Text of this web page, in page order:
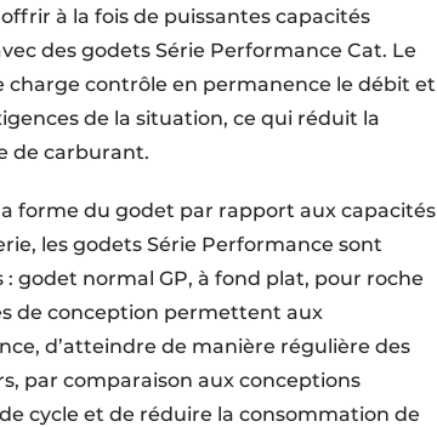
à la fois de puissantes capacités
des godets Série Performance Cat. Le
contrôle en permanence le débit et
de la situation, ce qui réduit la
de carburant.
forme du godet par rapport aux capacités
les godets Série Performance sont
godet normal GP, à fond plat, pour roche
de conception permettent aux
d’atteindre de manière régulière des
par comparaison aux conceptions
cycle et de réduire la consommation de